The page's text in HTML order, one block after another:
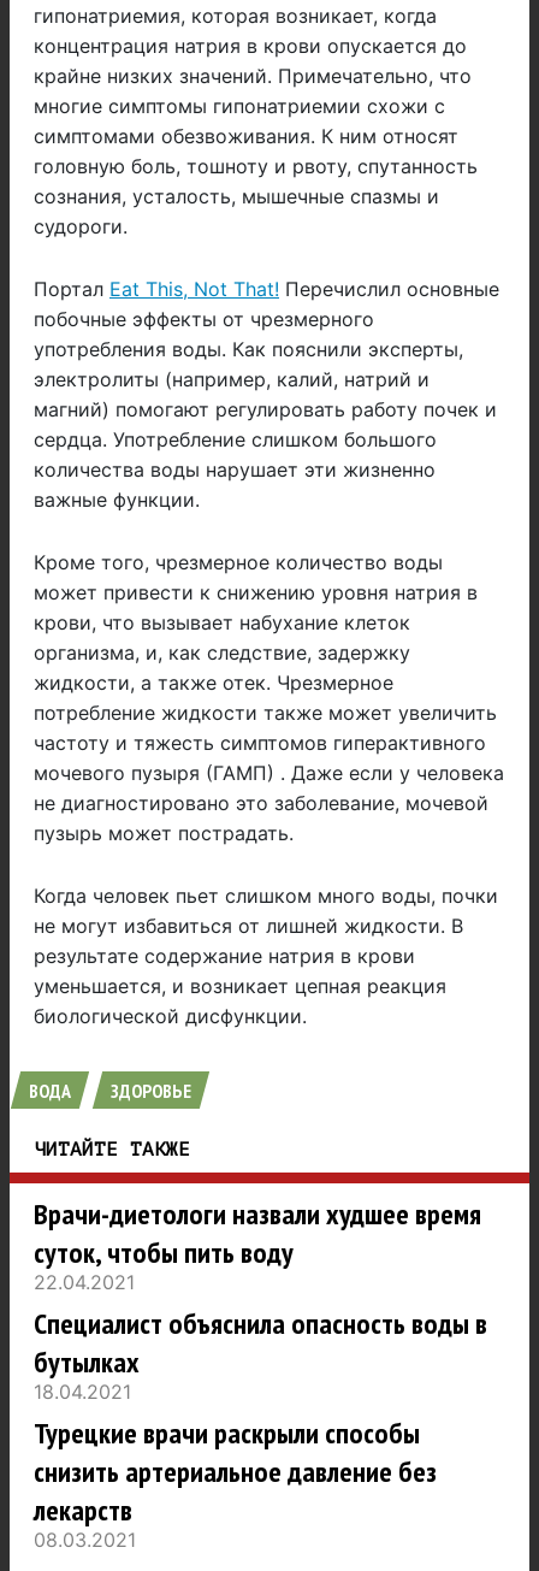
гипонатриемия, которая возникает, когда
концентрация натрия в крови опускается до
крайне низких значений. Примечательно, что
многие симптомы гипонатриемии схожи с
симптомами обезвоживания. К ним относят
головную боль, тошноту и рвоту, спутанность
сознания, усталость, мышечные спазмы и
судороги.
Портал Eat This, Not That! Перечислил основные
побочные эффекты от чрезмерного
употребления воды. Как пояснили эксперты,
электролиты (например, калий, натрий и
магний) помогают регулировать работу почек и
сердца. Употребление слишком большого
количества воды нарушает эти жизненно
важные функции.
Кроме того, чрезмерное количество воды
может привести к снижению уровня натрия в
крови, что вызывает набухание клеток
организма, и, как следствие, задержку
жидкости, а также отек. Чрезмерное
потребление жидкости также может увеличить
частоту и тяжесть симптомов гиперактивного
мочевого пузыря (ГАМП) . Даже если у человека
не диагностировано это заболевание, мочевой
пузырь может пострадать.
Когда человек пьет слишком много воды, почки
не могут избавиться от лишней жидкости. В
результате содержание натрия в крови
уменьшается, и возникает цепная реакция
биологической дисфункции.
ВОДА ЗДОРОВЬЕ
ЧИТАЙТЕ ТАКЖЕ
Врачи-диетологи назвали худшее время
суток, чтобы пить воду
22.04.2021
Специалист объяснила опасность воды в
бутылках
18.04.2021
Турецкие врачи раскрыли способы
снизить артериальное давление без
лекарств
08.03.2021